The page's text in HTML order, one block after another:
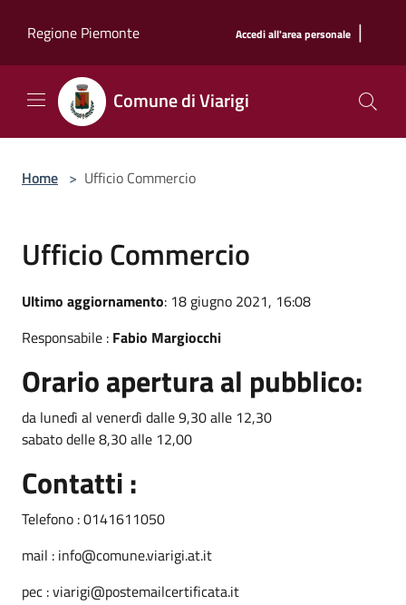
Regione Piemonte
Accedi all'area personale |
Comune di Viarigi
Home > Ufficio Commercio
Ufficio Commercio
Ultimo aggiornamento: 18 giugno 2021, 16:08
Responsabile : Fabio Margiocchi
Orario apertura al pubblico:
da lunedì al venerdì dalle 9,30 alle 12,30
sabato delle 8,30 alle 12,00
Contatti :
Telefono : 0141611050
mail : info@comune.viarigi.at.it
pec : viarigi@postemailcertificata.it